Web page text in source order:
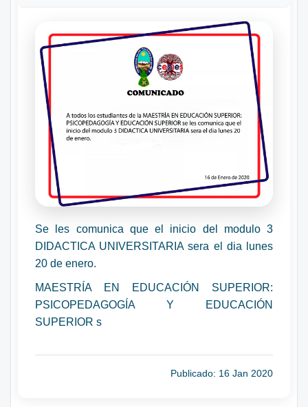
Se les comunica que el inicio del modulo 3
DIDACTICA UNIVERSITARIA sera el dia lunes
20 de enero.
MAESTRÍA EN EDUCACIÓN SUPERIOR:
PSICOPEDAGOGÍA Y EDUCACIÓN
SUPERIOR s
Publicado: 16 Jan 2020